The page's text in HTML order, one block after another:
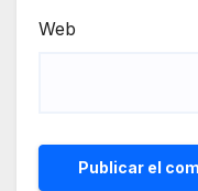
Web